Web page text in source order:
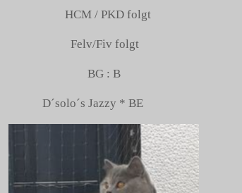
HCM / PKD folgt
Felv/Fiv folgt
BG : B
D´solo´s